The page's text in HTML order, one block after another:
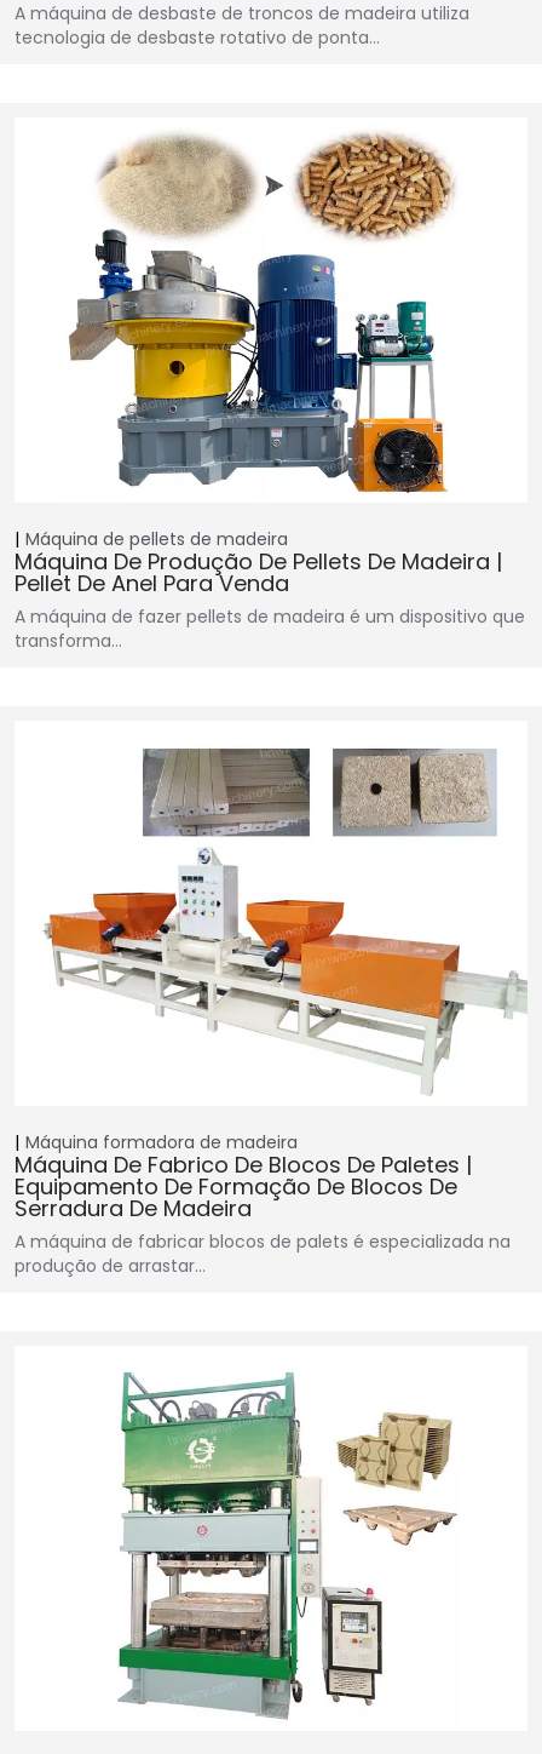
A máquina de desbaste de troncos de madeira utiliza
tecnologia de desbaste rotativo de ponta…
Máquina de pellets de madeira
Máquina De Produção De Pellets De Madeira |
Pellet De Anel Para Venda
A máquina de fazer pellets de madeira é um dispositivo que
transforma…
Máquina formadora de madeira
Máquina De Fabrico De Blocos De Paletes |
Equipamento De Formação De Blocos De
Serradura De Madeira
A máquina de fabricar blocos de palets é especializada na
produção de arrastar…